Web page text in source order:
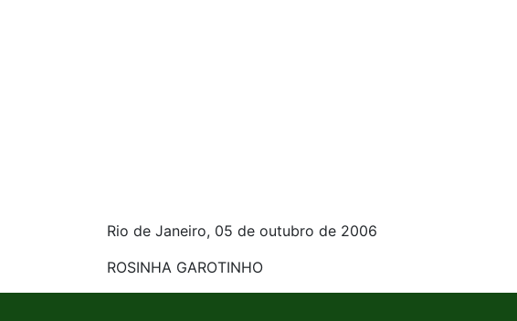
Rio de Janeiro, 05 de outubro de 2006
ROSINHA GAROTINHO